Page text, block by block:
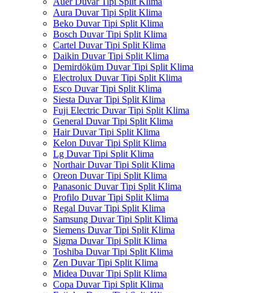
Aura Duvar Tipi Split Klima
Beko Duvar Tipi Split Klima
Bosch Duvar Tipi Split Klima
Cartel Duvar Tipi Split Klima
Daikin Duvar Tipi Split Klima
Demirdöküm Duvar Tipi Split Klima
Electrolux Duvar Tipi Split Klima
Esco Duvar Tipi Split Klima
Siesta Duvar Tipi Split Klima
Fuji Electric Duvar Tipi Split Klima
General Duvar Tipi Split Klima
Hair Duvar Tipi Split Klima
Kelon Duvar Tipi Split Klima
Lg Duvar Tipi Split Klima
Northair Duvar Tipi Split Klima
Oreon Duvar Tipi Split Klima
Panasonic Duvar Tipi Split Klima
Profilo Duvar Tipi Split Klima
Regal Duvar Tipi Split Klima
Samsung Duvar Tipi Split Klima
Siemens Duvar Tipi Split Klima
Sigma Duvar Tipi Split Klima
Toshiba Duvar Tipi Split Klima
Zen Duvar Tipi Split Klima
Midea Duvar Tipi Split Klima
Copa Duvar Tipi Split Klima